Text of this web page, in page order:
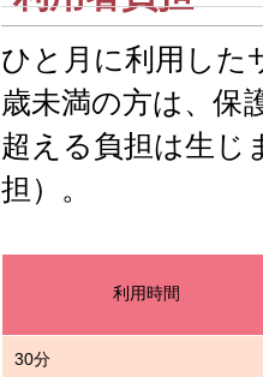
ひと月に利用した
歳未満の方は、保
超える負担は生じ
担）。
利用時間
30分